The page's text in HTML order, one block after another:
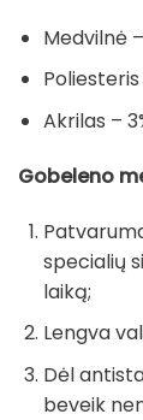
Medvilnė
Poliesteris
Akrilas –
Gobeleno
specialių
laiką;
Lengva
Dėl
beveik